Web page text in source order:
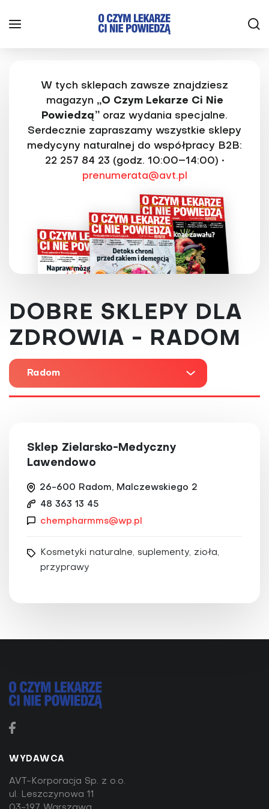
W tych sklepach zawsze znajdziesz
magazyn „O Czym Lekarze Ci Nie
Powiedzą” oraz wydania specjalne.
Serdecznie zapraszamy wszystkie sklepy
medycyny naturalnej do współpracy B2B:
22 257 84 23 (godz. 10:00–14:00) •
prenumerata@avt.pl
DOBRE SKLEPY DLA
ZDROWIA - RADOM
Radom
Sklep Zielarsko-Medyczny
Lawendowo
26-600 Radom, Malczewskiego 2
48 363 13 45
chempharmms@wp.pl
Kosmetyki naturalne, suplementy, zioła,
przyprawy
WYDAWCA
AVT-Korporacja Sp. z o.o.
ul. Leszczynowa 11